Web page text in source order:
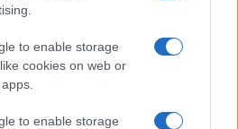
to enable storage
cookies on web or
to enable storage